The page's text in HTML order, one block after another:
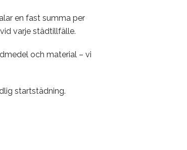
en fast summa per
varje städtillfälle.
och material – vi
startstädning.